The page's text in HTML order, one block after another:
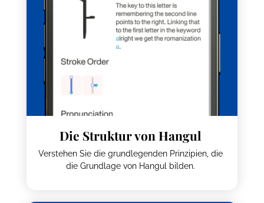
Die Struktur von Hangul
Verstehen Sie die grundlegenden Prinzipien, die
die Grundlage von Hangul bilden.